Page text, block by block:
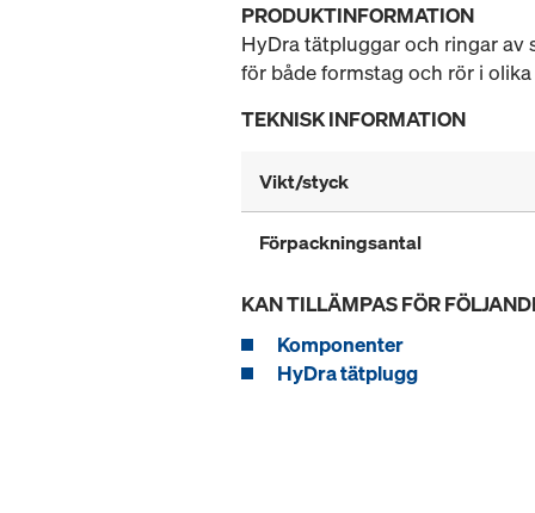
PRODUKTINFORMATION
HyDra tätpluggar och ringar av
för både formstag och rör i
TEKNISK INFORMATION
Vikt/styck
Förpackningsantal
KAN TILLÄMPAS FÖR
Komponenter
HyDra tätplugg